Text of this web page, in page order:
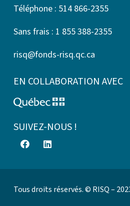
Téléphone : 514 866-2355
Sans frais : 1 855 388-2355
risq@fonds-risq.qc.ca
EN COLLABORATION AVEC
SUIVEZ-NOUS !
Tous droits réservés. © RISQ –